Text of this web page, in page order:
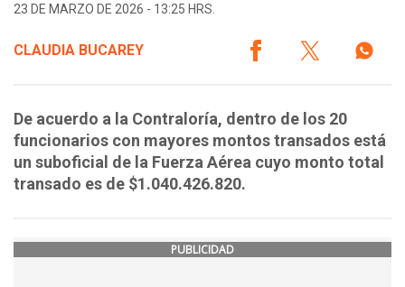
23 DE MARZO DE 2026 - 13:25 HRS.
CLAUDIA BUCAREY
De acuerdo a la Contraloría, dentro de los 20
funcionarios con mayores montos transados está
un suboficial de la Fuerza Aérea cuyo monto total
transado es de $1.040.426.820.
PUBLICIDAD